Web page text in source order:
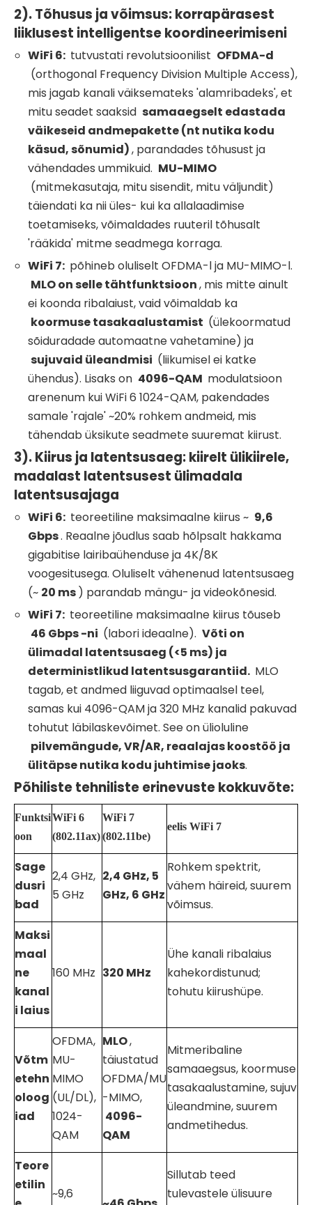
2). Tõhusus ja võimsus: korrapärasest
liiklusest intelligentse koordineerimiseni
WiFi 6: tutvustati revolutsioonilist OFDMA-d
(orthogonal Frequency Division Multiple Access),
mis jagab kanali väiksemateks 'alamribadeks', et
mitu seadet saaksid samaaegselt edastada
väikeseid andmepakette (nt nutika kodu
käsud, sõnumid), parandades tõhusust ja
vähendades ummikuid. MU-MIMO
(mitmekasutaja, mitu sisendit, mitu väljundit)
täiendati ka nii üles- kui ka allalaadimise
toetamiseks, võimaldades ruuteril tõhusalt
'rääkida' mitme seadmega korraga.
WiFi 7: põhineb oluliselt OFDMA-l ja MU-MIMO-l.
MLO on selle tähtfunktsioon, mis mitte ainult
ei koonda ribalaiust, vaid võimaldab ka
koormuse tasakaalustamist (ülekoormatud
sõiduradade automaatne vahetamine) ja
sujuvaid üleandmisi (liikumisel ei katke
ühendus). Lisaks on 4096-QAM modulatsioon
arenenum kui WiFi 6 1024-QAM, pakendades
samale 'rajale' ~20% rohkem andmeid, mis
tähendab üksikute seadmete suuremat kiirust.
3). Kiirus ja latentsusaeg: kiirelt ülikiirele,
madalast latentsusest ülimadala
latentsusajaga
WiFi 6: teoreetiline maksimaalne kiirus ~ 9,6
Gbps. Reaalne jõudlus saab hõlpsalt hakkama
gigabitise lairibaühenduse ja 4K/8K
voogesitusega. Oluliselt vähenenud latentsusaeg
(~ 20 ms ) parandab mängu- ja videokõnesid.
WiFi 7: teoreetiline maksimaalne kiirus tõuseb
46 Gbps -ni (labori ideaalne). Võti on
ülimadal latentsusaeg (<5 ms) ja
deterministlikud latentsusgarantiid. MLO
tagab, et andmed liiguvad optimaalsel teel,
samas kui 4096-QAM ja 320 MHz kanalid pakuvad
tohutut läbilaskevõimet. See on ülioluline
pilvemängude, VR/AR, reaalajas koostöö ja
ülitäpse nutika kodu juhtimise jaoks.
Põhiliste tehniliste erinevuste kokkuvõte:
Funktsi
oon
WiFi 6
(802.11ax)
WiFi 7
(802.11be)
eelis WiFi 7
Sage
dusri
bad
2,4 GHz,
5 GHz
2,4 GHz, 5
GHz, 6 GHz
Rohkem spektrit,
vähem häireid, suurem
võimsus.
Maksi
maal
ne
kanal
i laius
160 MHz 320 MHz
Ühe kanali ribalaius
kahekordistunud;
tohutu kiirushüpe.
Võtm
etehn
oloog
iad
OFDMA,
MU-
MIMO
(UL/DL),
1024-
QAM
MLO,
täiustatud
OFDMA/MU
-MIMO,
4096-
QAM
Mitmeribaline
samaaegsus, koormuse
tasakaalustamine, sujuv
üleandmine, suurem
andmetihedus.
Teore
etilin
~9,6
Sillutab teed
tulevastele ülisuure